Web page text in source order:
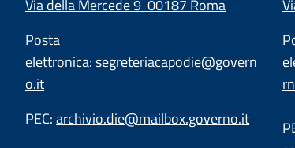
Via della Mercede 9 00187 Roma
Posta
elettronica:segreteriacapodie@govern
o.it
PEC:archivio.die@mailbox.governo.it